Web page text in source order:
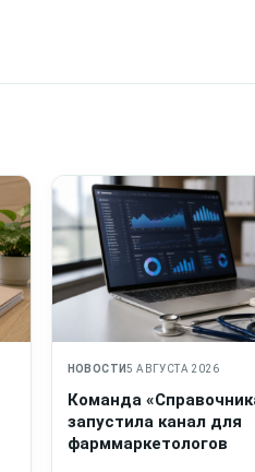
НОВОСТИ5 АВГУСТА 2026
Команда
запустила канал для
фарммаркетологов